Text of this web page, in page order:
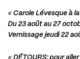
« Carole Lévesque à
Du 23 août au 27
Vernissage jeudi 22
« DÉTOURS: pour